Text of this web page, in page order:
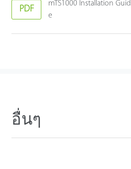
PDF
mTS1000 Installation Guid
e
อื่นๆ